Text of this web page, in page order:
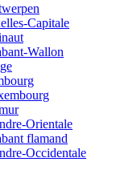
Capitale
Wallon
Orientale
flamand
Occidentale